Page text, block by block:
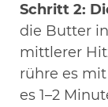
Schritt 2:
die Butter
mittlerer
rühre es
es 1–2